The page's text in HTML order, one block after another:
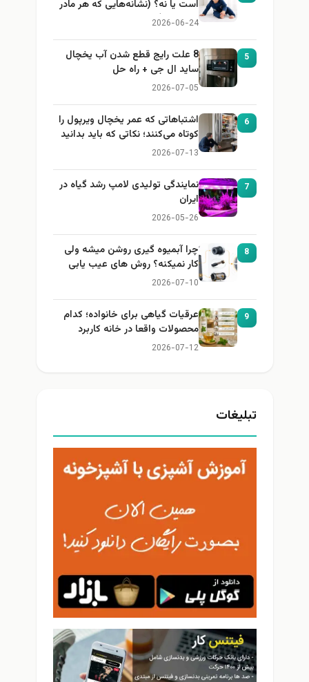
است یا نه؟ (نشانه‌هایی که هر مادر
باید بداند)
2026-06-24
5
8 علت رایج قطع شدن آب یخچال
ساید ال جی + راه حل
2026-07-05
6
اشتباهاتی که عمر یخچال ویرپول را
کوتاه می‌کنند؛ نکاتی که باید بدانید
2026-07-13
7
نمایندگی تولیدی لامپ رشد گیاه در
ایران
2026-05-26
8
چرا آبمیوه گیری روشن میشه ولی
کار نمیکنه؟ روش های عیب یابی
2026-07-10
9
عرقیات گیاهی برای خانواده؛ کدام
محصولات واقعا در خانه کاربرد
دارند؟
2026-07-12
تبلیغات